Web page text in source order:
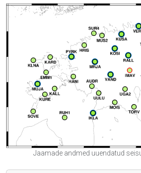
Jaamade andmed uuendatud